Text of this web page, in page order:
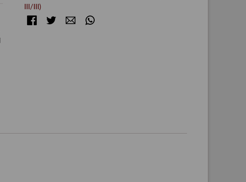
III/III)
FacebookTwitter E-mail